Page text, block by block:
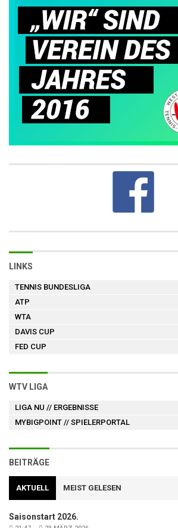
LINKS
TENNIS BUNDESLIGA
ATP
WTA
DAVIS CUP
FED CUP
WTV LIGA
LIGA NU // ERGEBNISSE
MYBIGPOINT // SPIELERPORTAL
BEITRÄGE
AKTUELL MEIST GELESEN
Saisonstart 2026.